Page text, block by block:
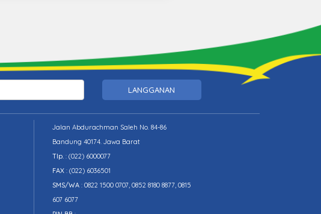
LANGGANAN
Jalan Abdurachman Saleh No. 84-86
Bandung 40174. Jawa Barat
Tlp. : (022) 6000077
FAX : (022) 6036501
SMS/WA : 0822 1500 0707, 0852 8180 8877, 0815
607 6077